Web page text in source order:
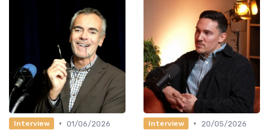
Interview • 01/06/2026
Interview •
20/05/2026